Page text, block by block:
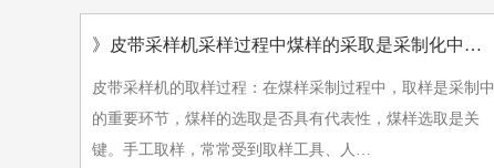
》皮带采样机采样过程中煤样的采取是采制化中的重要环节
皮带采样机的取样过程：在煤样采制过程中，取样是采制中
的重要环节，煤样的选取是否具有代表性，煤样选取是关
键。手工取样，常常受到取样工具、人…